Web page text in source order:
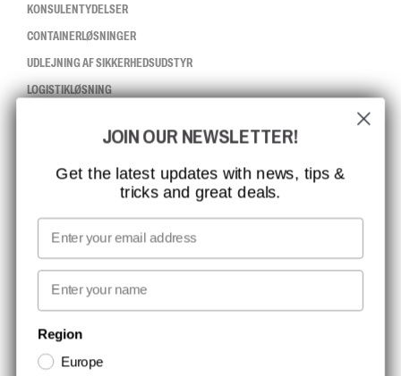
KONSULENTYDELSER
CONTAINERLØSNINGER
UDLEJNING AF SIKKERHEDSUDSTYR
LOGISTIKLØSNING
ISO-CERTIFICERING
GLOBAL RÆKKEVIDDE
MISSION, VISION OG VÆRDIER
KONTAKT
NYHEDSBREV TILMELDING
Hold dig opdateret med gode tilbud og produktnyheder. Din e-mail
JOIN OUR NEWSLETTER!
Get the latest updates with news, tips &
tricks and great deals.
Email
First name
Region
Europe